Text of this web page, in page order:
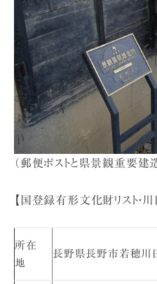
（郵便ポストと県景観重要建
【国登録有形文化財リスト・
所在
地
長野県長野市若穂川